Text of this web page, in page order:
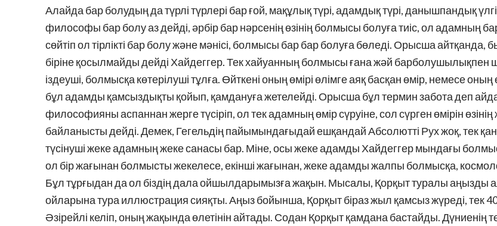
Алайда бар болудың да түрлі түрлері бар ғой, мақұлық түрі, адамдық түрі, данышпандық
философы бар болу аз дейді, әрбір бар нәрсенің өзінің болмысы болуға тиіс, ол адамның бар
сөйтіп ол тірлікті бар болу және мәнісі, болмысы бар бар болуға бөледі. Орысша айтқанда,
біріне қосылмайды дейді Хайдеггер. Тек хайуанның болмысы ғана жәй барболушылықпен
іздеуші, болмысқа көтерілуші тұлға. Өйткені оның өмірі өлімге аяқ басқан өмір, немесе
бұл адамды қамсыздықты қойып, қамдануға жетелейді. Орысша бұл термин забота деп
философияны аспаннан жерге түсіріп, ол тек адамның өмір сүруіне, сол сүрген өмірін
байланысты дейді. Демек, Гегельдің пайымындағыдай ешқандай Абсолютті Рух жоқ, тек
түсінуші жеке адамның жеке санасы бар. Міне, осы жеке адамды Хайдеггер мындағы
ол бір жағынан болмысты жекелесе, екінші жағынан, жеке адамды жалпы болмысқа,
Бұл тұрғыдан да ол біздің дала ойшылдарымызға жақын. Мысалы, Қорқыт туралы аңызды
ойларына тура иллюстрация сияқты. Аңыз бойынша, Қорқыт біраз жыл қамсыз жүреді, тек
Әзірейлі келіп, оның жақында өлетінін айтады. Содан Қорқыт қамдана бастайды.